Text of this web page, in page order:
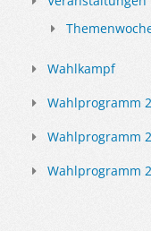
Wahlkampf
Wahlprogramm
Wahlprogramm
Wahlprogramm